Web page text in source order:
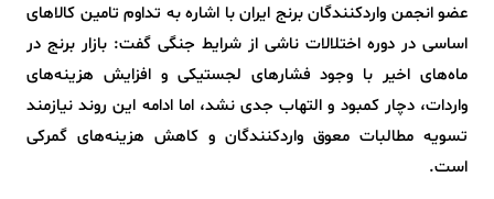
عضو انجمن واردکنندگان برنج ایران با اشاره به تداوم تامین کالاهای
اساسی در دوره اختلالات ناشی از شرایط جنگی گفت: بازار برنج در
ماه‌های اخیر با وجود فشارهای لجستیکی و افزایش هزینه‌های
واردات، دچار کمبود و التهاب جدی نشد، اما ادامه این روند نیازمند
تسویه مطالبات معوق واردکنندگان و کاهش هزینه‌های گمرکی
است.